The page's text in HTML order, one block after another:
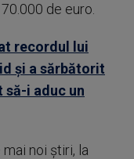
de euro.
recordul lui
şi a sărbătorit
să-i aduc un
noi știri, la